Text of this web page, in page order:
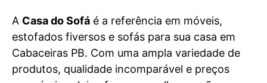
A Casa do Sofá é a referência em móveis,
estofados fiversos e sofás para sua casa em
Cabaceiras PB. Com uma ampla variedade de
produtos, qualidade incomparável e preços